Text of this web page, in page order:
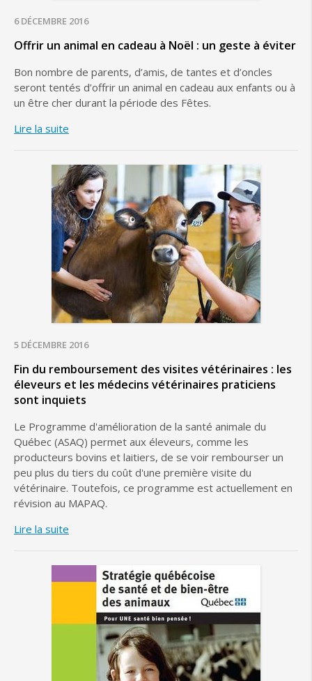
6 DÉCEMBRE 2016
Offrir un animal en cadeau à Noël : un geste à éviter
Bon nombre de parents, d’amis, de tantes et d’oncles
seront tentés d’offrir un animal en cadeau aux enfants ou à
un être cher durant la période des Fêtes.
Lire la suite
5 DÉCEMBRE 2016
Fin du remboursement des visites vétérinaires : les
éleveurs et les médecins vétérinaires praticiens
sont inquiets
Le Programme d'amélioration de la santé animale du
Québec (ASAQ) permet aux éleveurs, comme les
producteurs bovins et laitiers, de se voir rembourser un
peu plus du tiers du coût d'une première visite du
vétérinaire. Toutefois, ce programme est actuellement en
révision au MAPAQ.
Lire la suite